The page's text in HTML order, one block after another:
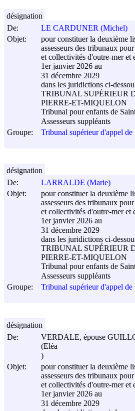
De:
LE CARDUNER (Michel)
Objet:
pour constituer la deuxième
assesseurs des tribunaux
et collectivités d'outre-mer et
1er janvier 2026 au
31 décembre 2029
dans les juridictions ci-
TRIBUNAL SUPÉRIEUR
PIERRE-ET-MIQUELON
Tribunal pour enfants de
Assesseurs suppléants
Groupe:
Tribunal supérieur d'appel
désignation
De:
LARRALDE (Marie)
Objet:
pour constituer la deuxième
assesseurs des tribunaux
et collectivités d'outre-mer et
1er janvier 2026 au
31 décembre 2029
dans les juridictions ci-
TRIBUNAL SUPÉRIEUR
PIERRE-ET-MIQUELON
Tribunal pour enfants de
Assesseurs suppléants
Groupe:
Tribunal supérieur d'appel
désignation
De:
VERDALE, épouse
(Eléa
)
Objet:
pour constituer la deuxième
assesseurs des tribunaux
et collectivités d'outre-mer et
1er janvier 2026 au
31 décembre 2029
désignation